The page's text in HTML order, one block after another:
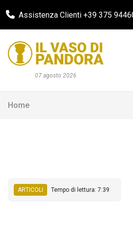
Assistenza Clienti +39 375
07 agosto 2026
Home
ARTICOLI Tempo di lettura: 7:39